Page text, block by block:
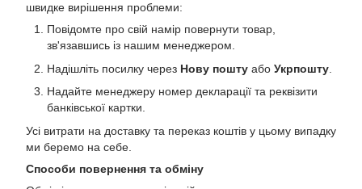
швидке вирішення проблеми:
Повідомте про свій намір повернути товар,
зв'язавшись із нашим менеджером.
Надішліть посилку через Нову пошту або Укрпошту
Надайте менеджеру номер декларації та реквізити
банківської картки.
Усі витрати на доставку та переказ коштів у цьому випадку
ми беремо на себе.
Способи повернення та обміну